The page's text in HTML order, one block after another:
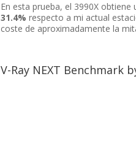
En esta prueba, el 3990X obtiene
31.4% respecto a mi actual
coste de aproximadamente la
V-Ray NEXT Benchmark